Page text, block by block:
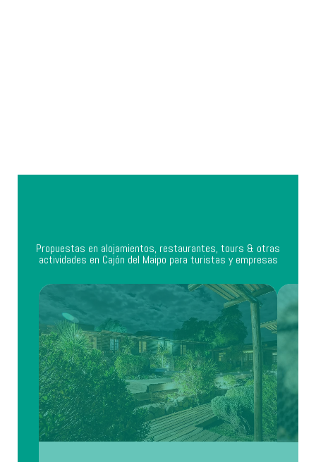
Propuestas en alojamientos, restaurantes, tours & otras
actividades en Cajón del Maipo para turistas y empresas